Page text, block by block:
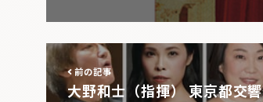
前の記事
大野和士（指揮） 東京都交